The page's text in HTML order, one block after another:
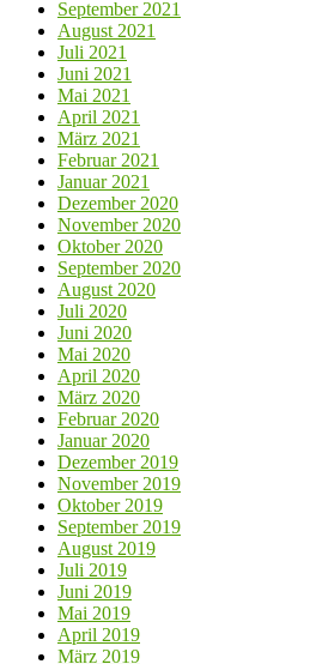
September 2021
August 2021
Juli 2021
Juni 2021
Mai 2021
April 2021
März 2021
Februar 2021
Januar 2021
Dezember 2020
November 2020
Oktober 2020
September 2020
August 2020
Juli 2020
Juni 2020
Mai 2020
April 2020
März 2020
Februar 2020
Januar 2020
Dezember 2019
November 2019
Oktober 2019
September 2019
August 2019
Juli 2019
Juni 2019
Mai 2019
April 2019
März 2019